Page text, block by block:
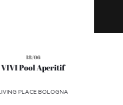
18/06
VIVI Pool Aperitif
LIVING PLACE BOLOGNA